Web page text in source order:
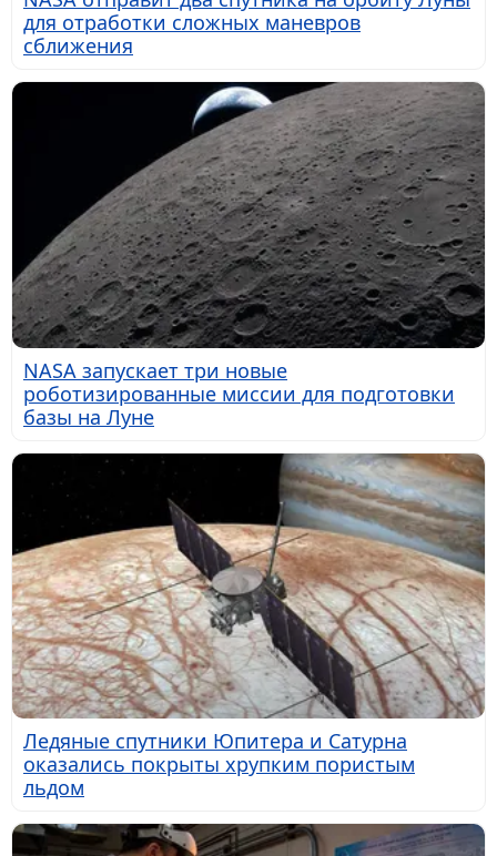
для отработки сложных маневров
сближения
NASA запускает три новые
роботизированные миссии для подготовки
базы на Луне
Ледяные спутники Юпитера и Сатурна
оказались покрыты хрупким пористым
льдом